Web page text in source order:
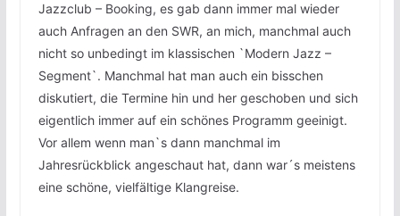
Jazzclub – Booking, es gab dann immer mal wieder
auch Anfragen an den SWR, an mich, manchmal auch
nicht so unbedingt im klassischen `Modern Jazz –
Segment`. Manchmal hat man auch ein bisschen
diskutiert, die Termine hin und her geschoben und sich
eigentlich immer auf ein schönes Programm geeinigt.
Vor allem wenn man`s dann manchmal im
Jahresrückblick angeschaut hat, dann war´s meistens
eine schöne, vielfältige Klangreise.